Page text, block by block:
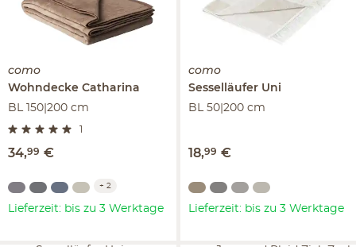
como
Wohndecke Catharina
BL 150|200 cm
34,99 €
+ 2
Lieferzeit: bis zu 3 Werktage
como
Sesselläufer Uni
BL 50|200 cm
18,99 €
Lieferzeit: bis zu 3 Werktage